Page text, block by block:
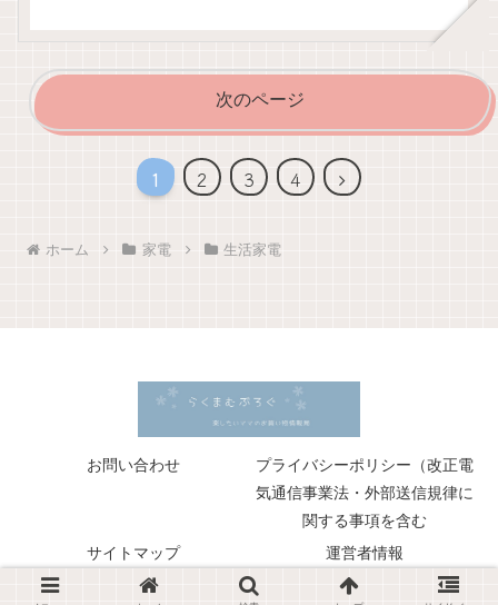
次のページ
1 2 3 4
次
ホーム 家電 生活家電
お問い合わせ
プライバシーポリシー（改正電
気通信事業法・外部送信規律に
関する事項を含む
サイトマップ
運営者情報
© 2018 らくまむぶろぐ.